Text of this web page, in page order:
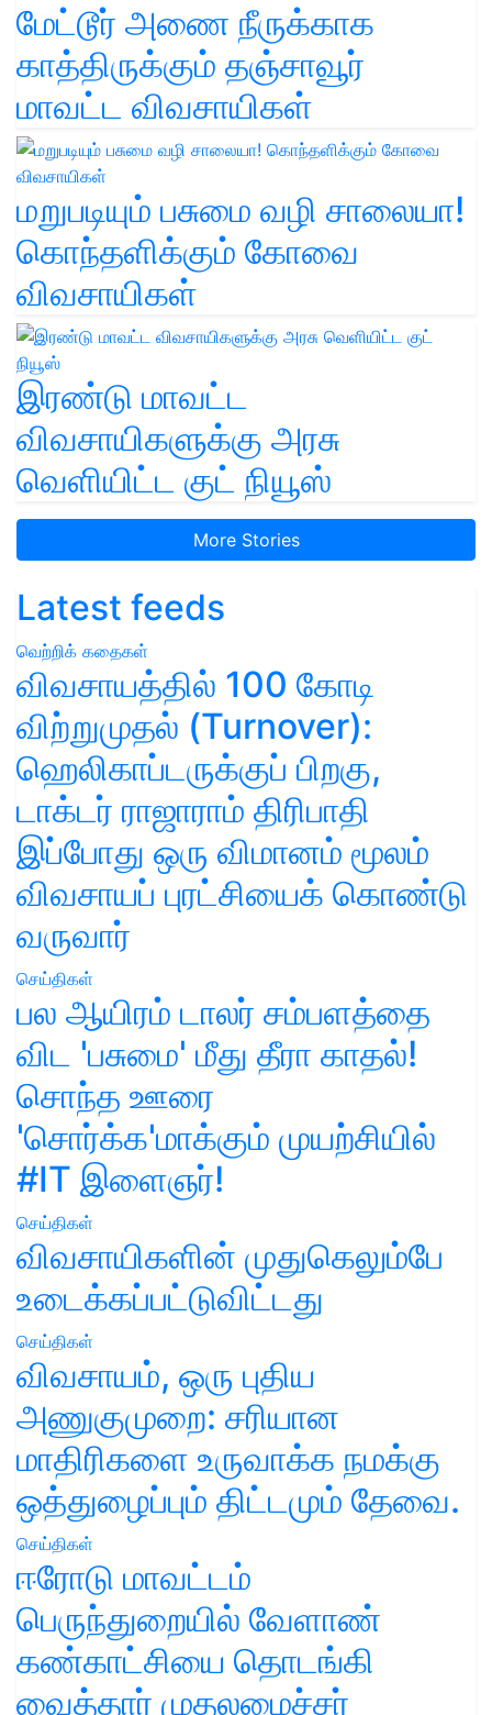
மேட்டூர் அணை நீருக்காக
காத்திருக்கும் தஞ்சாவூர்
மாவட்ட விவசாயிகள்
மறுபடியும் பசுமை வழி சாலையா!
கொந்தளிக்கும் கோவை
விவசாயிகள்
இரண்டு மாவட்ட
விவசாயிகளுக்கு அரசு
வெளியிட்ட குட் நியூஸ்
More Stories
Latest feeds
வெற்றிக் கதைகள்
விவசாயத்தில் 100 கோடி
விற்றுமுதல் (Turnover):
ஹெலிகாப்டருக்குப் பிறகு,
டாக்டர் ராஜாராம் திரிபாதி
இப்போது ஒரு விமானம் மூலம்
விவசாயப் புரட்சியைக் கொண்டு
வருவார்
செய்திகள்
பல ஆயிரம் டாலர் சம்பளத்தை
விட 'பசுமை' மீது தீரா காதல்!
சொந்த ஊரை
'சொர்க்க'மாக்கும் முயற்சியில்
#IT இளைஞர்!
செய்திகள்
விவசாயிகளின் முதுகெலும்பே
உடைக்கப்பட்டுவிட்டது
செய்திகள்
விவசாயம், ஒரு புதிய
அணுகுமுறை: சரியான
மாதிரிகளை உருவாக்க நமக்கு
ஒத்துழைப்பும் திட்டமும் தேவை.
செய்திகள்
ஈரோடு மாவட்டம்
பெருந்துறையில் வேளாண்
கண்காட்சியை தொடங்கி
வைத்தார் முதலமைச்சர்